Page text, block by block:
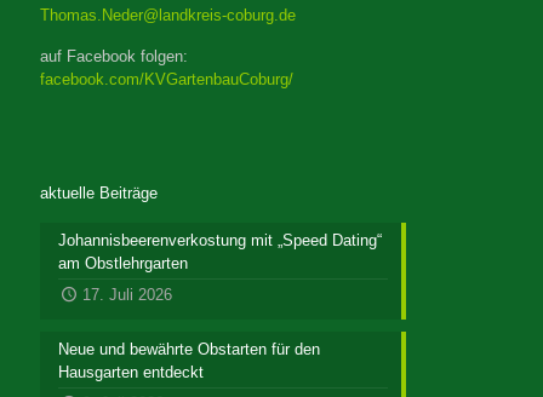
Thomas.Neder@landkreis-coburg.de
auf Facebook folgen:
facebook.com/KVGartenbauCoburg/
aktuelle Beiträge
Johannisbeerenverkostung mit „Speed Dating“
am Obstlehrgarten
17. Juli 2026
Neue und bewährte Obstarten für den
Hausgarten entdeckt